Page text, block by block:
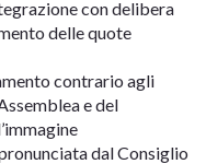
con delibera
delle quote
contrario agli
e del
dal Consiglio